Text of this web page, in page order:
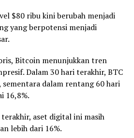
$80 ribu kini berubah menjadi
yang berpotensi menjadi
Bitcoin menunjukkan tren
Dalam 30 hari terakhir, BTC
sementara dalam rentang 60 hari
16,8%.
aset digital ini masih
lebih dari 16%.